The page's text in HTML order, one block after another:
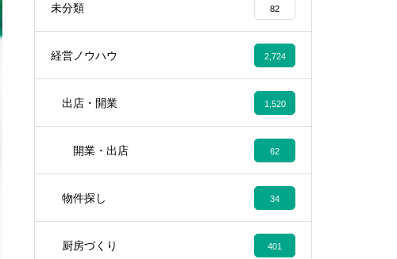
未分類 82
経営ノウハウ 2,724
出店・開業 1,520
開業・出店 62
物件探し 34
厨房づくり 401